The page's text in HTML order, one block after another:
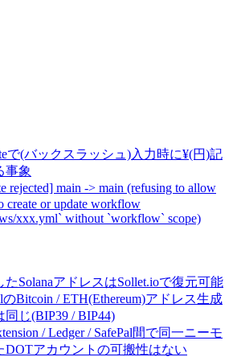
で(バックスラッシュ)入力時に¥(円)記
事象
rejected] main -> main (refusing to allow
create or update workflow
xxx.yml` without `workflow` scope)
たSolanaアドレスはSollet.ioで復元可能
のBitcoin / ETH(Ethereum)アドレス生成
じ(BIP39 / BIP44)
/ Ledger / SafePal間で同一ニーモ
DOTアカウントの可搬性はない